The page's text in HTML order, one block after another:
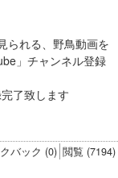
られる、野鳥動画を
」チャンネル登録
了致します
バック (0) 閲覧 (7194)